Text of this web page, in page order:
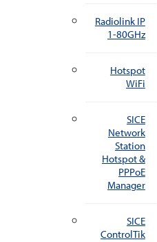
Radiolink IP
1-80GHz
Hotspot
WiFi
SICE
Network
Station
Hotspot &
PPPoE
Manager
SICE
ControlTik